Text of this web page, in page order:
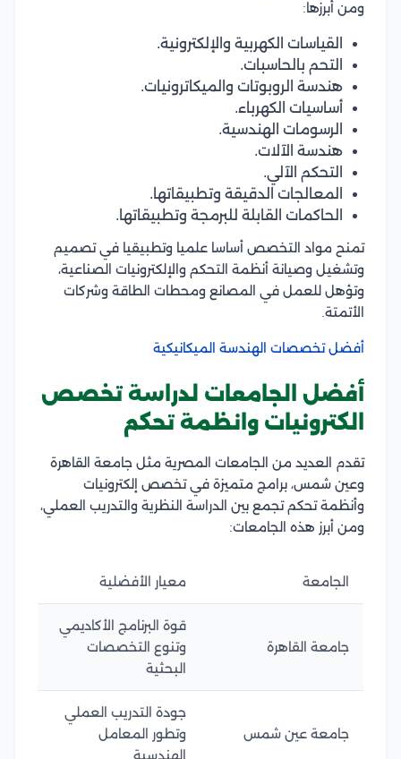
ومن أبرزها:
القياسات الكهربية والإلكترونية.
التحم بالحاسبات.
هندسة الروبوتات والميكاترونيات.
أساسيات الكهرباء.
الرسومات الهندسية.
هندسة الآلات.
التحكم الآلي.
المعالجات الدقيقة وتطبيقاتها.
الحاكمات القابلة للبرمجة وتطبيقاتها.
تمنح مواد التخصص أساسا علميا وتطبيقيا في تصميم
وتشغيل وصيانة أنظمة التحكم والإلكترونيات الصناعية،
وتؤهل للعمل في المصانع ومحطات الطاقة وشركات
الأتمتة.
أفضل تخصصات الهندسة الميكانيكية
أفضل الجامعات لدراسة تخصص
الكترونيات وانظمة تحكم
تقدم العديد من الجامعات المصرية مثل جامعة القاهرة
وعين شمس، برامج متميزة في تخصص إلكترونيات
وأنظمة تحكم تجمع بين الدراسة النظرية والتدريب العملي،
ومن أبرز هذه الجامعات:
الجامعة معيار الأفضلية
جامعة القاهرة
قوة البرنامج الأكاديمي
وتنوع التخصصات
البحثية
جامعة عين شمس
جودة التدريب العملي
وتطور المعامل
الهندسية